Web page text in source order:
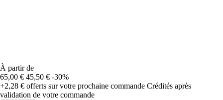
À partir de
65,00 € 45,50 € -30%
+2,28 € offerts sur votre prochaine commande Crédités après
validation de votre commande